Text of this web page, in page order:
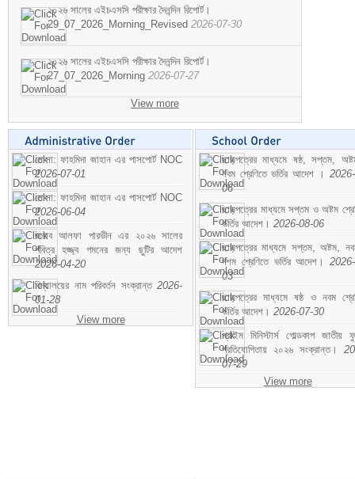
২০২৬ সালের এইচএসসি পরীক্ষার দৈনন্দিন রিপোর্ট।
29_07_2026_Morning_Revised 2026-07-30
২০২৬ সালের এইচএসসি পরীক্ষার দৈনন্দিন রিপোর্ট।
27_07_2026_Morning 2026-07-27
View more
মোসা: ফাহমিদা জাহান এর পাসপোর্ট NOC
2026-07-01
মোসা: ফাহমিদা জাহান এর পাসপোর্ট NOC
2026-06-04
জনাব আলফা পারভীন এর ২০২৬ সালের
পবিত্র হজ্জ্ব গমনের জন্য ছুটির আদেশ
2026-04-20
বিদ্যালয়ের নাম পরিবর্তন সংক্রান্ত 2026-
01-28
View more
ছাড়পত্রের মাধ্যমে ষষ্ঠ, সপ্তম,
নবম শ্রেণিতে ভর্তির আদেশ ।
06
ছাড়পত্রের মাধ্যমে সপ্তম ও অষ্টম
ভর্তির আদেশ। 2026-08-06
ছাড়পত্রের মাধ্যমে সপ্তম, অষ্টম,
দশম শ্রেণিতে ভর্তির আদেশ।
03
ছাড়পত্রের মাধ্যমে ষষ্ঠ ও নবম
ভর্তির আদেশ। 2026-07-30
প্রাইম মিনিস্টার্স গোল্ডকাপ জাতীয়
প্রতিযোগিতায় ২০২৬ সংক্রান্ত।
07-29
View more